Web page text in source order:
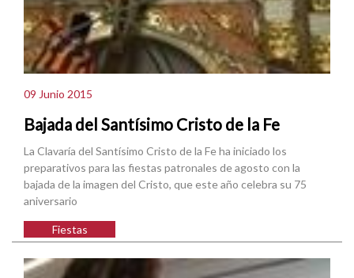
09 Junio 2015
Bajada del Santísimo Cristo de la Fe
La Clavaría del Santísimo Cristo de la Fe ha iniciado los
preparativos para las fiestas patronales de agosto con la
bajada de la imagen del Cristo, que este año celebra su 75
aniversario
Fiestas